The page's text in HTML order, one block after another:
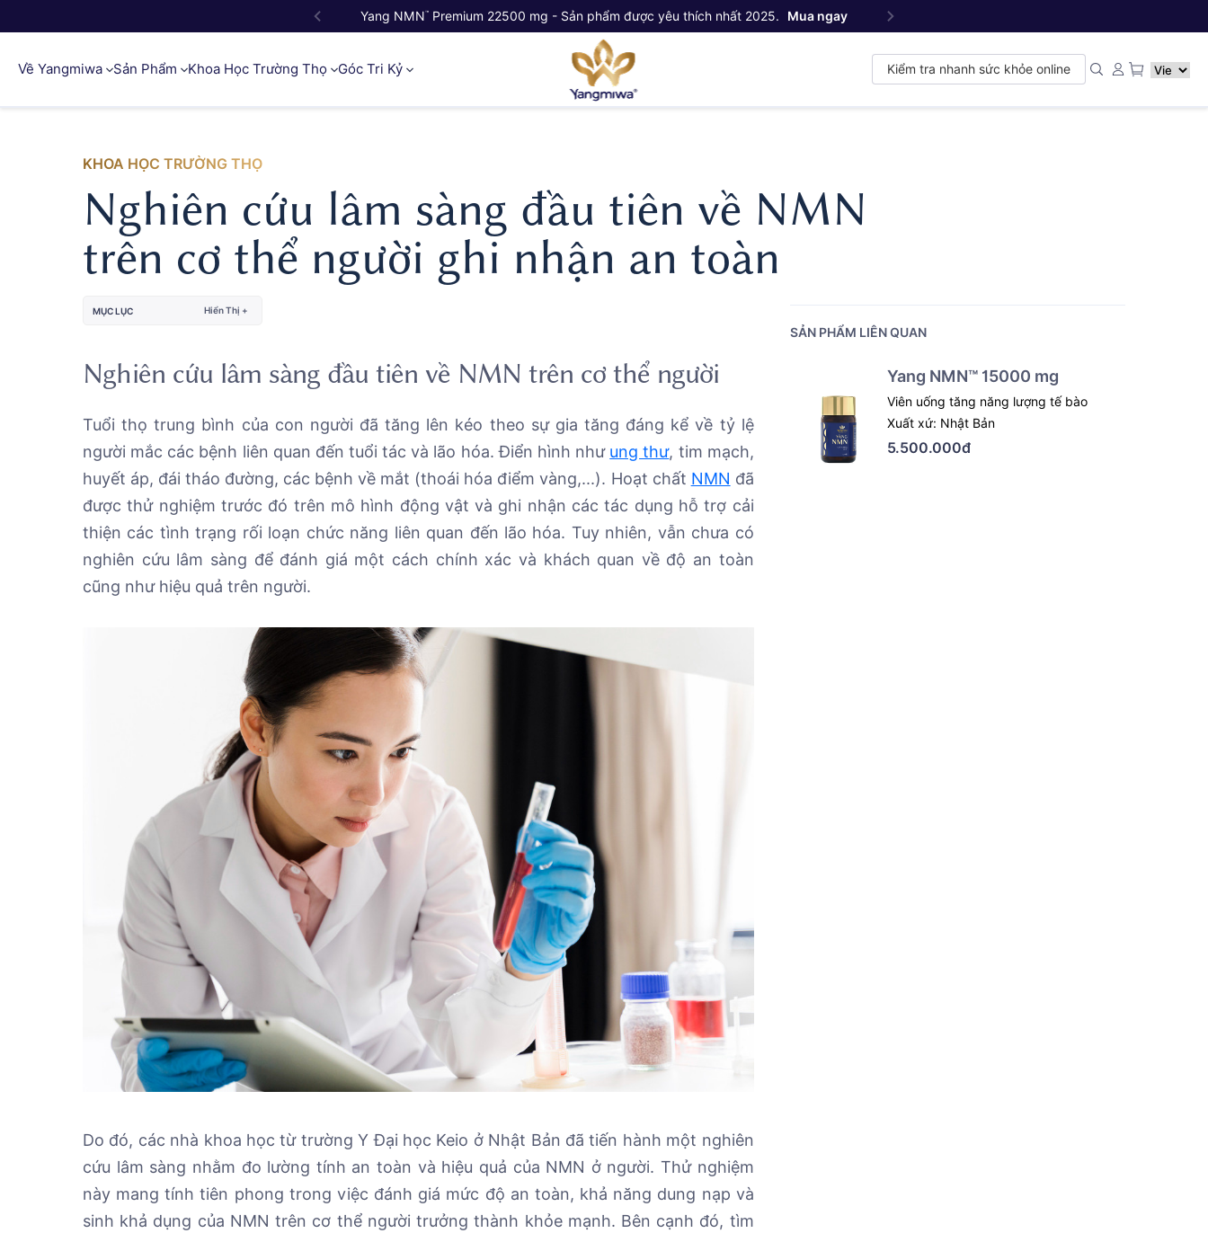
Yang NMN™ Premium 22500 mg - Sản phẩm được yêu thích nhất 2025. Mua ngay
Về Yangmiwa Sản Phẩm Khoa Học Trường Thọ Góc Tri Kỷ Kiểm tra nhanh sức khỏe online
KHOA HỌC TRƯỜNG THỌ
Nghiên cứu lâm sàng đầu tiên về NMN
trên cơ thể người ghi nhận an toàn
MỤC LỤC Hiển Thị +
Nghiên cứu lâm sàng đầu tiên về NMN trên cơ thể người
Tuổi thọ trung bình của con người đã tăng lên kéo theo sự gia tăng đáng kể về tỷ lệ
người mắc các bệnh liên quan đến tuổi tác và lão hóa. Điển hình như ung thư, tim mạch,
huyết áp, đái tháo đường, các bệnh về mắt (thoái hóa điểm vàng,...). Hoạt chất NMN đã
được thử nghiệm trước đó trên mô hình động vật và ghi nhận các tác dụng hỗ trợ cải
thiện các tình trạng rối loạn chức năng liên quan đến lão hóa. Tuy nhiên, vẫn chưa có
nghiên cứu lâm sàng để đánh giá một cách chính xác và khách quan về độ an toàn
cũng như hiệu quả trên người.
Do đó, các nhà khoa học từ trường Y Đại học Keio ở Nhật Bản đã tiến hành một nghiên
cứu lâm sàng nhằm đo lường tính an toàn và hiệu quả của NMN ở người. Thử nghiệm
này mang tính tiên phong trong việc đánh giá mức độ an toàn, khả năng dung nạp và
sinh khả dụng của NMN trên cơ thể người trưởng thành khỏe mạnh. Bên cạnh đó, tìm
SẢN PHẨM LIÊN QUAN
Yang NMN™ 15000 mg
Viên uống tăng năng lượng tế bào
Xuất xứ: Nhật Bản
5.500.000đ